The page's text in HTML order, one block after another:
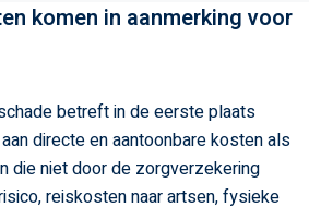
komen in aanmerking voor
betreft in de eerste plaats
directe en aantoonbare kosten als
die niet door de zorgverzekering
reiskosten naar artsen, fysieke